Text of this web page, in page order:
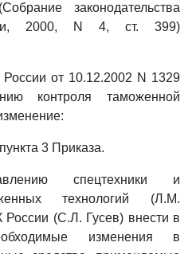
законодательства
2000, N 4, ст. 399)
России от 10.12.2002 N 1329
контроля таможенной
пункта 3 Приказа.
спецтехники и
технологий (Л.М.
(С.Л. Гусев) внести в
изменения в